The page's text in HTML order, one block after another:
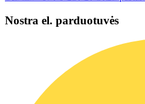
Nostra el. parduotuvės